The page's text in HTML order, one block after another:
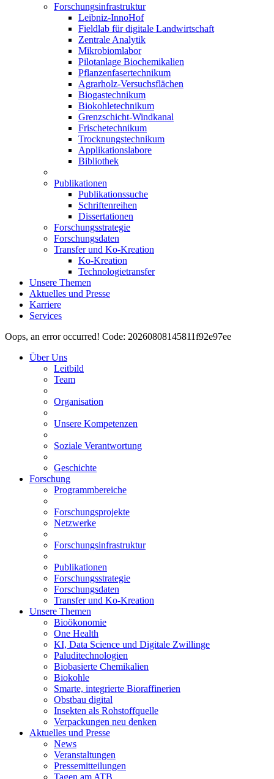
Forschungsinfrastruktur
Leibniz-InnoHof
Fieldlab für digitale Landwirtschaft
Zentrale Analytik
Mikrobiomlabor
Pilotanlage Biochemikalien
Pflanzenfasertechnikum
Agrarholz-Versuchsflächen
Biogastechnikum
Biokohletechnikum
Grenzschicht-Windkanal
Frischetechnikum
Trocknungstechnikum
Applikationslabore
Bibliothek
Publikationen
Publikationssuche
Schriftenreihen
Dissertationen
Forschungsstrategie
Forschungsdaten
Transfer und Ko-Kreation
Ko-Kreation
Technologietransfer
Unsere Themen
Aktuelles und Presse
Karriere
Services
Oops, an error occurred! Code: 20260808145811f92e97ee
Über Uns
Leitbild
Team
Organisation
Unsere Kompetenzen
Soziale Verantwortung
Geschichte
Forschung
Programmbereiche
Forschungsprojekte
Netzwerke
Forschungsinfrastruktur
Publikationen
Forschungsstrategie
Forschungsdaten
Transfer und Ko-Kreation
Unsere Themen
Bioökonomie
One Health
KI, Data Science und Digitale Zwillinge
Paluditechnologien
Biobasierte Chemikalien
Biokohle
Smarte, integrierte Bioraffinerien
Obstbau digital
Insekten als Rohstoffquelle
Verpackungen neu denken
Aktuelles und Presse
News
Veranstaltungen
Pressemitteilungen
Tagen am ATB